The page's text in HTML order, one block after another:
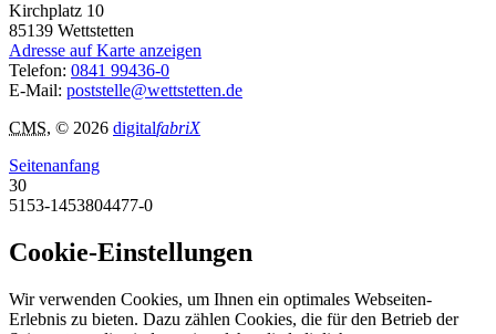
Kirchplatz 10
85139 Wettstetten
Adresse auf Karte anzeigen
Telefon: 0841 99436-0
E-Mail: poststelle@wettstetten.de
CMS, © 2026 digitalfabriX
Seitenanfang
30
5153-1453804477-0
Cookie-Einstellungen
Wir verwenden Cookies, um Ihnen ein optimales Webseiten-
Erlebnis zu bieten. Dazu zählen Cookies, die für den Betrieb der